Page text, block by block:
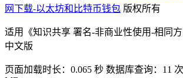
网下载-以太坊和比特币钱包 版权所有
适用《知识共享 署名-非商业性使用-相同
中文版
页面加载时长：0.065 秒 数据库查询：11